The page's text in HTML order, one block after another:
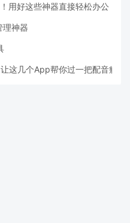
用好这些神器直接轻松办公
神器
这几个App帮你过一把配音瘾